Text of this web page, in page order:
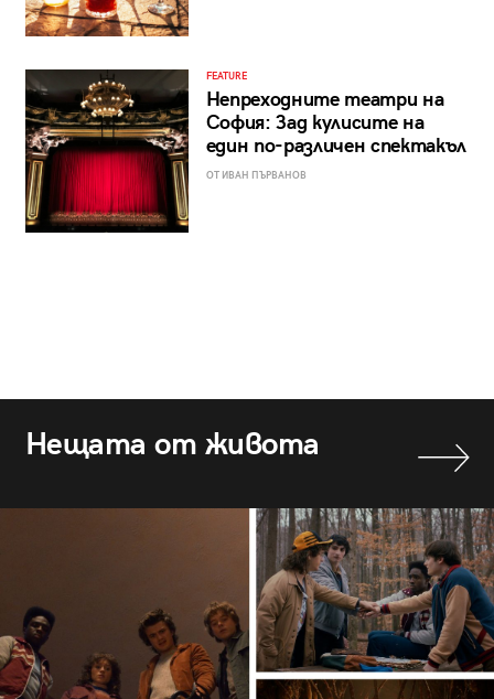
FEATURE
Непреходните театри на
София: Зад кулисите на
един по-различен спектакъл
ОТ ИВАН ПЪРВАНОВ
Нещата от живота